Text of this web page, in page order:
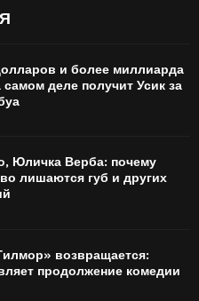
и более миллиарда
самом деле получит Усик за
Юличка Верба: почему
лишаются губ и других
возвращается:
продолжение комедии